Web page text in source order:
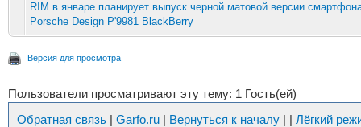
RIM в январе планирует выпуск черной матовой версии
Porsche Design P'9981 BlackBerry
Версия для просмотра
Пользователи просматривают эту тему: 1 Гость(ей)
Обратная связь | Garfo.ru | Вернуться к началу | | Лёгкий